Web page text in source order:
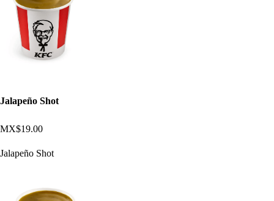
Jalapeño Shot
MX$19.00
Jalapeño Shot